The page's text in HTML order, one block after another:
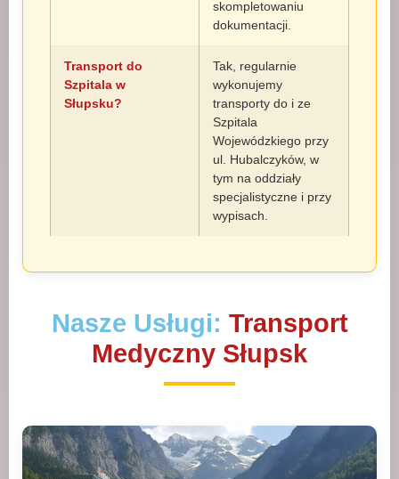
skompletowaniu
dokumentacji.
Transport do
Szpitala w
Słupsku?
Tak, regularnie
wykonujemy
transporty do i ze
Szpitala
Wojewódzkiego przy
ul. Hubalczyków, w
tym na oddziały
specjalistyczne i przy
wypisach.
Nasze Usługi: Transport
Medyczny Słupsk